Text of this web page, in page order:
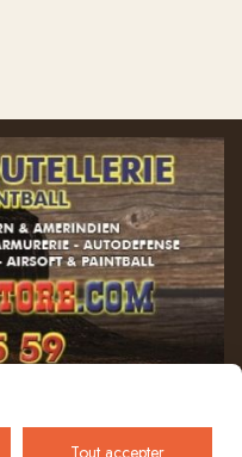
Tout accepter